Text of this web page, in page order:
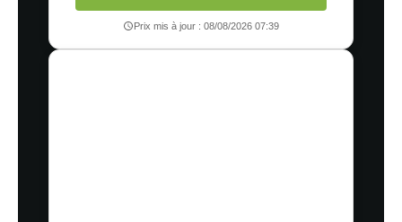
Prix mis à jour : 08/08/2026 07:39